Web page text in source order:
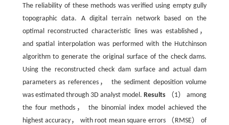
The reliability of these methods was verified using empty gully
topographic data. A digital terrain network based on the
optimal reconstructed characteristic lines was established，
and spatial interpolation was performed with the Hutchinson
algorithm to generate the original surface of the check dams.
Using the reconstructed check dam surface and actual dam
parameters as references， the sediment deposition volume
was estimated through 3D analyst model.Results （1） among
the four methods， the binomial index model achieved the
highest accuracy， with root mean square errors （RMSE） of